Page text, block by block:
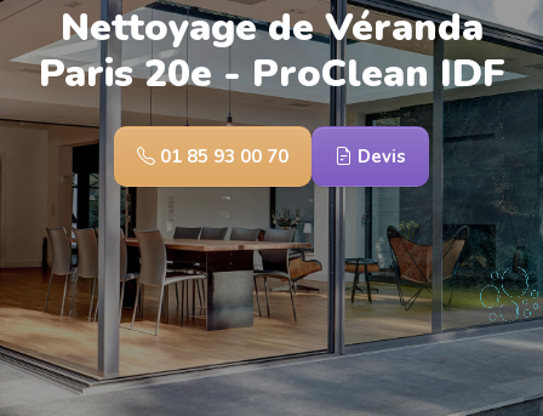
Nettoyage de Véranda
Paris 20e - ProClean IDF
01 85 93 00 70 Devis